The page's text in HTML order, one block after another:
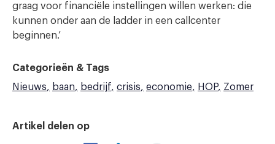
graag voor financiële instellingen willen werken: die
kunnen onder aan de ladder in een callcenter
beginnen.’
Categorieën & Tags
Nieuws
baan bedrijf crisis economie HOP Zomer
Artikel delen op